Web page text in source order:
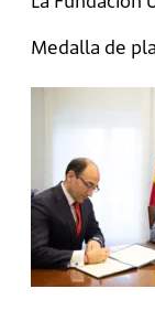
Medalla de